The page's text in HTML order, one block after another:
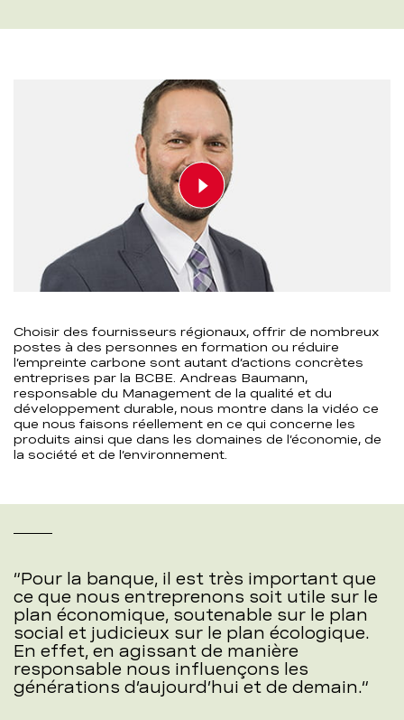
Play video
00:00
Choisir des fournisseurs régionaux, offrir de nombreux
postes à des personnes en formation ou réduire
l’empreinte carbone sont autant d’actions concrètes
entreprises par la BCBE. Andreas Baumann,
responsable du Management de la qualité et du
développement durable, nous montre dans la vidéo ce
que nous faisons réellement en ce qui concerne les
produits ainsi que dans les domaines de l’économie, de
la société et de l’environnement.
Pour la banque, il est très important que
ce que nous entreprenons soit utile sur le
plan économique, soutenable sur le plan
social et judicieux sur le plan écologique.
En effet, en agissant de manière
responsable nous influençons les
générations d’aujourd’hui et de demain.